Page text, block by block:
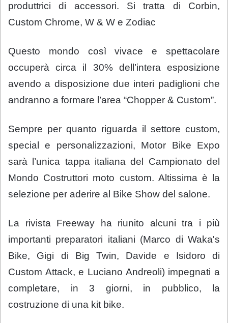
produttrici di accessori. Si tratta di Corbin,
Custom Chrome, W & W e Zodiac
Questo mondo così vivace e spettacolare
occuperà circa il 30% dell’intera esposizione
avendo a disposizione due interi padiglioni che
andranno a formare l’area “Chopper & Custom”.
Sempre per quanto riguarda il settore custom,
special e personalizzazioni, Motor Bike Expo
sarà l’unica tappa italiana del Campionato del
Mondo Costruttori moto custom. Altissima è la
selezione per aderire al Bike Show del salone.
La rivista Freeway ha riunito alcuni tra i più
importanti preparatori italiani (Marco di Waka's
Bike, Gigi di Big Twin, Davide e Isidoro di
Custom Attack, e Luciano Andreoli) impegnati a
completare, in 3 giorni, in pubblico, la
costruzione di una kit bike.